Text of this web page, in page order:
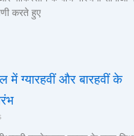
करते हुए
ग्यारहवीं और बारहवीं के